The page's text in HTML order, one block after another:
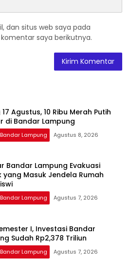
dan situs web saya pada
saya berikutnya.
Agustus, 10 Ribu Merah Putih
di Bandar Lampung
Lampung Agustus 8, 2026
Bandar Lampung Evakuasi
yang Masuk Jendela Rumah
Lampung Agustus 7, 2026
I, Investasi Bandar
Sudah Rp2,378 Triliun
Lampung Agustus 7, 2026